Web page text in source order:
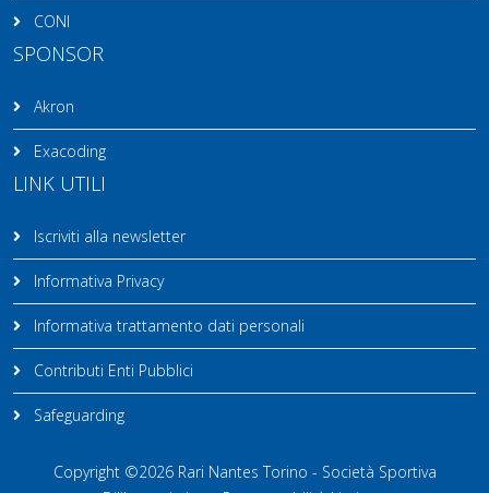
CONI
SPONSOR
Akron
Exacoding
LINK UTILI
Iscriviti alla newsletter
Informativa Privacy
Informativa trattamento dati personali
Contributi Enti Pubblici
Safeguarding
Copyright ©2026 Rari Nantes Torino - Società Sportiva